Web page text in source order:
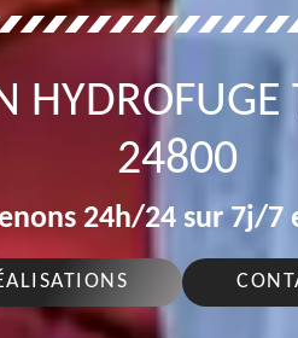
24800
24h/24 sur 7j/7